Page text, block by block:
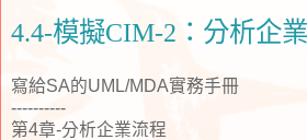
4.4-模擬CIM-2：分析企
寫給SA的UML/MDA實務手冊
----------
第4章-分析企業流程